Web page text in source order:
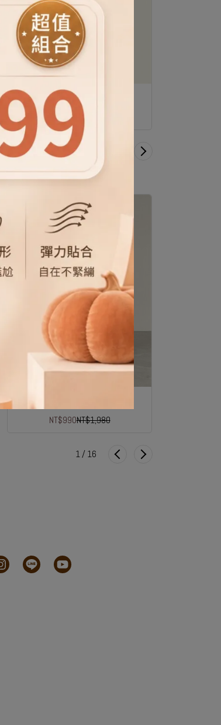
圓領印刷英文字T
NT$890
NT$1,780
1
NT$990NT$1,980
1 / 16